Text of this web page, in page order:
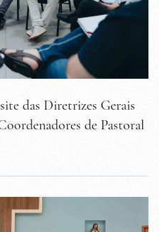
das Diretrizes Gerais
de Pastoral